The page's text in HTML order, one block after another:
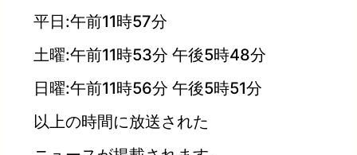
平日:午前11時57分
土曜:午前11時53分 午後5時48分
日曜:午前11時56分 午後5時51分
以上の時間に放送された